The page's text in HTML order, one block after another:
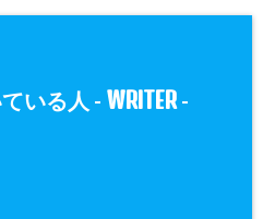
いる人 - WRITER-